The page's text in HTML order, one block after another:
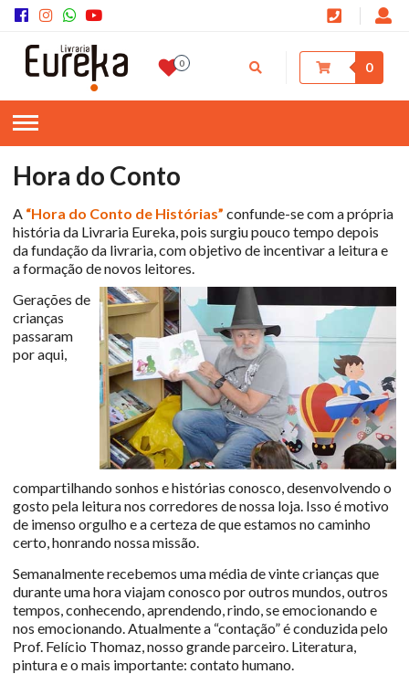
0 0
Hora do Conto
A “Hora do Conto de Histórias” confunde-se com a própria
história da Livraria Eureka, pois surgiu pouco tempo depois
da fundação da livraria, com objetivo de incentivar a leitura e
a formação de novos leitores.
Gerações de
crianças
passaram
por aqui,
compartilhando sonhos e histórias conosco, desenvolvendo o
gosto pela leitura nos corredores de nossa loja. Isso é motivo
de imenso orgulho e a certeza de que estamos no caminho
certo, honrando nossa missão.
Semanalmente recebemos uma média de vinte crianças que
durante uma hora viajam conosco por outros mundos, outros
tempos, conhecendo, aprendendo, rindo, se emocionando e
nos emocionando. Atualmente a “contação” é conduzida pelo
Prof. Felício Thomaz, nosso grande parceiro. Literatura,
pintura e o mais importante: contato humano.